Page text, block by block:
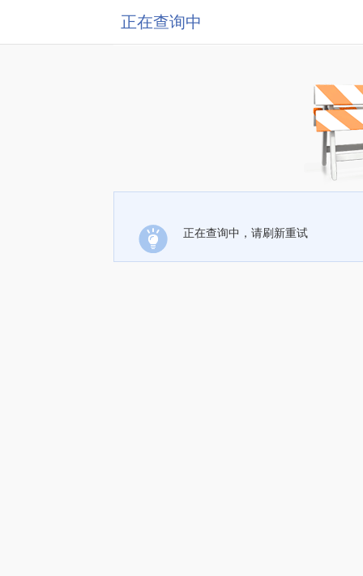
正在查询中
正在查询中，请刷新重试